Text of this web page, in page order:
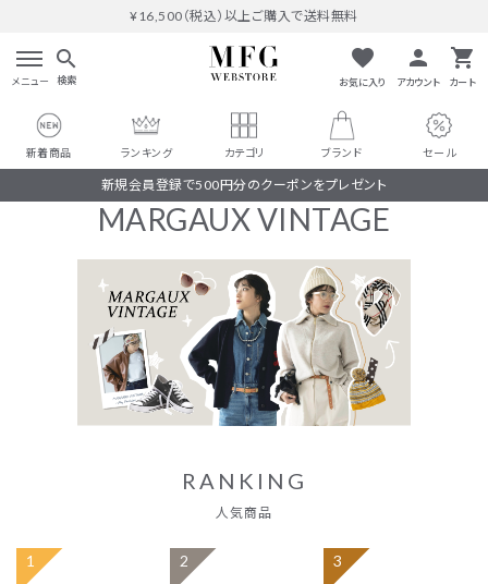
¥16,500（税込）以上ご購入で送料無料
メニュー
search
検索
favorite
お気に入り
person
アカウント
shopping_cart
カート
新着商品 ランキング カテゴリ ブランド セール
search
#THOMAS MAGPIE
絞り込んで検索
ブランド一覧
新規会員登録で500円分のクーポンをプレゼント
MARGAUX VINTAGE
RANKING
人気商品